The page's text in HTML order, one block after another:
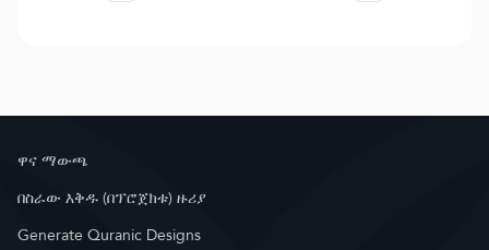
ዋና ማውጫ
በስራው እቅዱ (በፕሮጀክቱ) ዙሪያ
Generate Quranic Designs